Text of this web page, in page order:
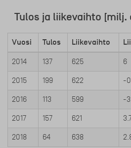
Tulos ja liikevaihto [milj.
Vuosi Tulos Liikevaihto
2014 137 625 6
2015 199 622 -
2016 113 599 -
2017 157 621
2018 64 638